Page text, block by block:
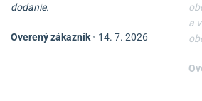
Populárne modelové rady
ClassicBoccia Titanium 3273-14
dodanie.
Overený zákazník • 14. 7. 2026
a